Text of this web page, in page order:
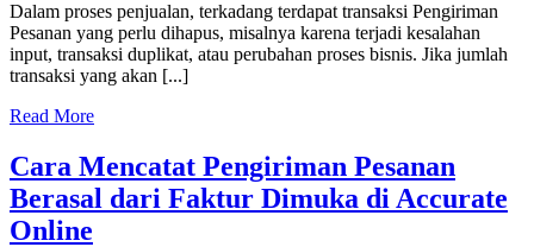
Dalam proses penjualan, terkadang terdapat transaksi Pengiriman
Pesanan yang perlu dihapus, misalnya karena terjadi kesalahan
input, transaksi duplikat, atau perubahan proses bisnis. Jika jumlah
transaksi yang akan [...]
Read More
Cara Mencatat Pengiriman Pesanan
Berasal dari Faktur Dimuka di Accurate
Online